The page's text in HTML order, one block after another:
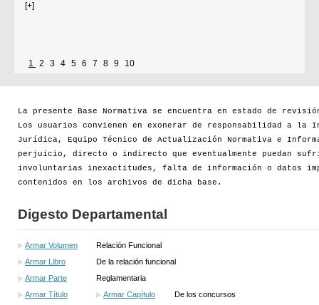
[+]
Se establece que estarán exonerados del pago de tasas y sellados los
Por...
[+]
1 2 3 4 5 6 7 8 9 10
La presente Base Normativa se encuentra en estado de
Los usuarios convienen en exonerar de responsabilidad a la
Jurídica, Equipo Técnico de Actualización Normativa e
perjuicio, directo o indirecto que eventualmente puedan
involuntarias inexactitudes, falta de información o datos
contenidos en los archivos de dicha base.
Digesto Departamental
Armar Volumen
Relación Funcional
Armar Libro
De la relación funcional
Armar Parte
Reglamentaria
Armar Título
Armar Capítulo
De los concursos